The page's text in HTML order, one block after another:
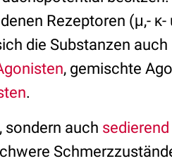
Rezeptoren (μ,-
die Substanzen
, gemischte
.
sondern auch sedierend